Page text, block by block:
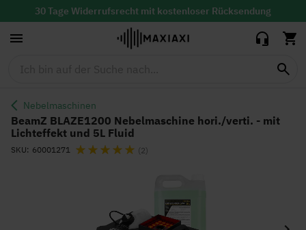
30 Tage Widerrufsrecht mit kostenloser Rücksendung
Lieferzeit: 1-2 Werktage
Nebelmaschinen
hori./verti. -
mit Lichteffekt
und 5L Fluid
209,00 €
253,94 €
BeamZ BLAZE1200 Nebelmaschine hori./verti. - mit
Lichteffekt und 5L Fluid
SKU 60001271 Bewertung: (2)